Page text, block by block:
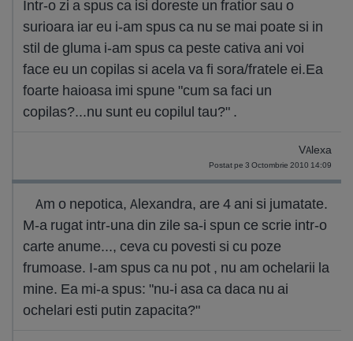
Intr-o zi a spus ca isi doreste un fratior sau o
surioara iar eu i-am spus ca nu se mai poate si in
stil de gluma i-am spus ca peste cativa ani voi
face eu un copilas si acela va fi sora/fratele ei.Ea
foarte haioasa imi spune "cum sa faci un
copilas?...nu sunt eu copilul tau?" .
VAlexa
Postat pe 3 Octombrie 2010 14:09
Am o nepotica, Alexandra, are 4 ani si jumatate.
M-a rugat intr-una din zile sa-i spun ce scrie intr-o
carte anume..., ceva cu povesti si cu poze
frumoase. I-am spus ca nu pot , nu am ochelarii la
mine. Ea mi-a spus: "nu-i asa ca daca nu ai
ochelari esti putin zapacita?"